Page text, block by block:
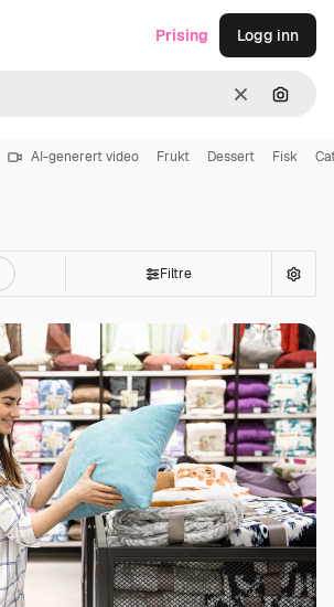
Slett Søk
Prising Logg inn
AI-generert video Frukt Dessert Fisk
Filtre